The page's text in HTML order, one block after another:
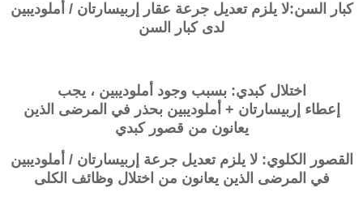
كبار السن:لا يلزم تعديل جرعة عقار إربيسارتان / أملوديبين
لدى كبار السن
اختلال كبدي: بسبب وجود أملوديبين ، يجب
إعطاء إربيسارتان + أملوديبين بحذر في المرضى الذين
يعانون من قصور كبدي
القصور الكلوي: لا يلزم تعديل جرعة إربيسارتان / أملوديبين
في المرضى الذين يعانون من اختلال وظائف الكلى